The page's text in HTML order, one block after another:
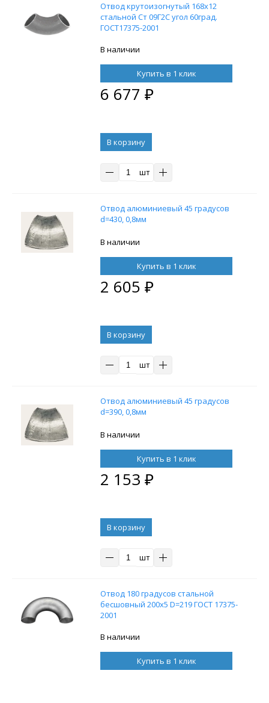
Отвод крутоизогнутый 168х12
стальной Ст 09Г2С угол 60град.
ГОСТ17375-2001
В наличии
Купить в 1 клик
6 677 ₽
В корзину
шт
Отвод алюминиевый 45 градусов
d=430, 0,8мм
В наличии
Купить в 1 клик
2 605 ₽
В корзину
шт
Отвод алюминиевый 45 градусов
d=390, 0,8мм
В наличии
Купить в 1 клик
2 153 ₽
В корзину
шт
Отвод 180 градусов стальной
бесшовный 200x5 D=219 ГОСТ 17375-
2001
В наличии
Купить в 1 клик